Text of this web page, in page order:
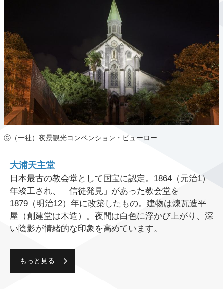
ⓒ（一社）夜景観光コンベンション・ビューロー
大浦天主堂
日本最古の教会堂として国宝に認定。1864（元治1）
年竣工され、「信徒発見」があった教会堂を
1879（明治12）年に改築したもの。建物は煉瓦造平
屋（創建堂は木造）。夜間は白色に浮かび上がり、深
い陰影が情緒的な印象を高めています。
もっと見る